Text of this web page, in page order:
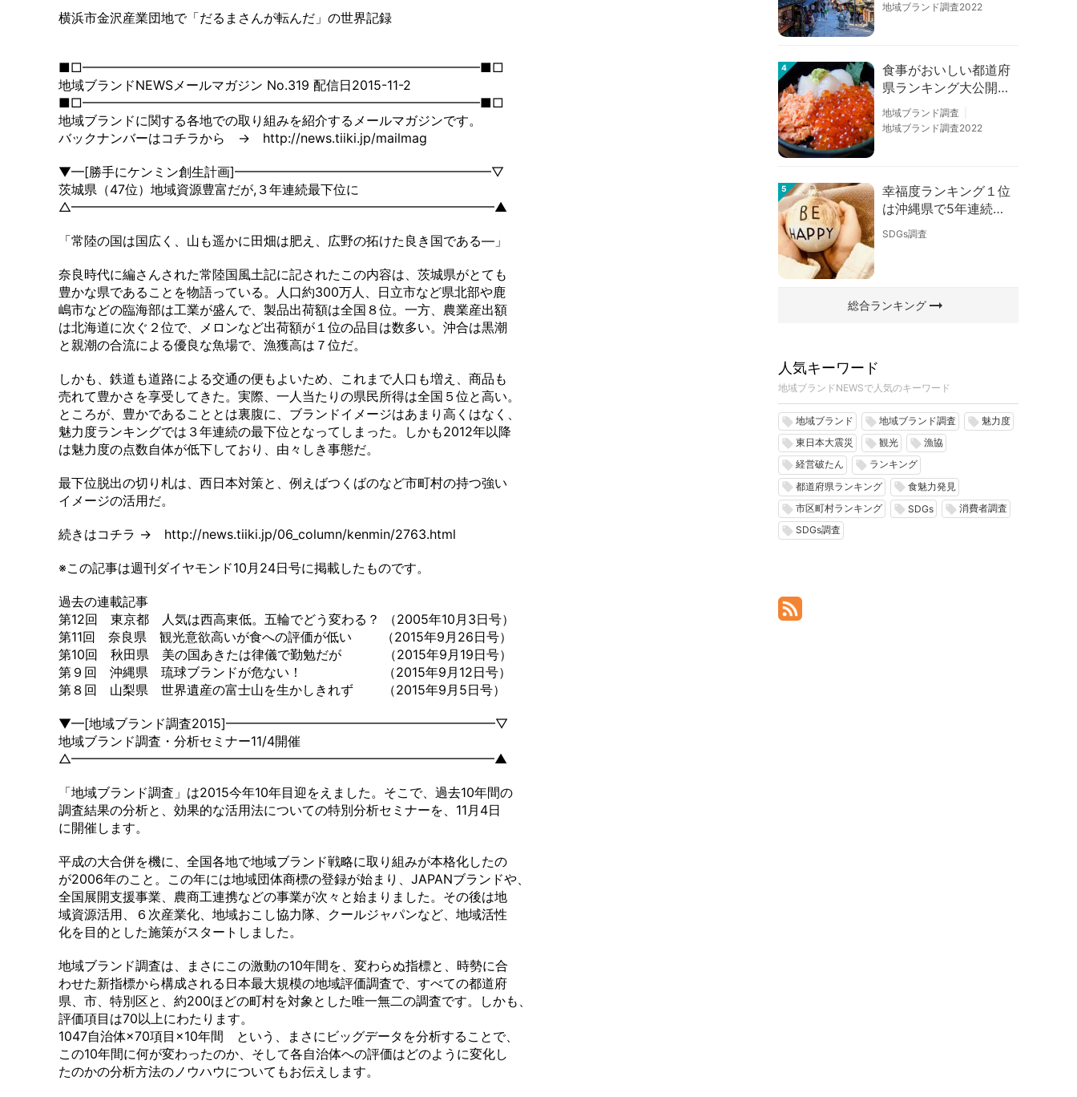
横浜市金沢産業団地で「だるまさんが転んだ」の世界記録
■□━━━━━━━━━━━━━━━━━━━━━━━━━━━━━━━■□
地域ブランドNEWSメールマガジン No.319 配信日2015-11-2
■□━━━━━━━━━━━━━━━━━━━━━━━━━━━━━━━■□
地域ブランドに関する各地での取り組みを紹介するメールマガジンです。
バックナンバーはコチラから → http://news.tiiki.jp/mailmag
▼━[勝手にケンミン創生計画]━━━━━━━━━━━━━━━━━━━━▽
茨城県（47位）地域資源豊富だが,３年連続最下位に
△━━━━━━━━━━━━━━━━━━━━━━━━━━━━━━━━━▲
「常陸の国は国広く、山も遥かに田畑は肥え、広野の拓けた良き国である―」
奈良時代に編さんされた常陸国風土記に記されたこの内容は、茨城県がとても
豊かな県であることを物語っている。人口約300万人、日立市など県北部や鹿
嶋市などの臨海部は工業が盛んで、製品出荷額は全国８位。一方、農業産出額
は北海道に次ぐ２位で、メロンなど出荷額が１位の品目は数多い。沖合は黒潮
と親潮の合流による優良な魚場で、漁獲高は７位だ。
しかも、鉄道も道路による交通の便もよいため、これまで人口も増え、商品も
売れて豊かさを享受してきた。実際、一人当たりの県民所得は全国５位と高い。
ところが、豊かであることとは裏腹に、ブランドイメージはあまり高くはなく、
魅力度ランキングでは３年連続の最下位となってしまった。しかも2012年以降
は魅力度の点数自体が低下しており、由々しき事態だ。
最下位脱出の切り札は、西日本対策と、例えばつくばのなど市町村の持つ強い
イメージの活用だ。
続きはコチラ → http://news.tiiki.jp/06_column/kenmin/2763.html
※この記事は週刊ダイヤモンド10月24日号に掲載したものです。
過去の連載記事
第12回 東京都 人気は西高東低。五輪でどう変わる？ （2005年10月3日号）
第11回 奈良県 観光意欲高いが食への評価が低い （2015年9月26日号）
第10回 秋田県 美の国あきたは律儀で勤勉だが （2015年9月19日号）
第９回 沖縄県 琉球ブランドが危ない！ （2015年9月12日号）
第８回 山梨県 世界遺産の富士山を生かしきれず （2015年9月5日号）
▼━[地域ブランド調査2015]━━━━━━━━━━━━━━━━━━━━━▽
地域ブランド調査・分析セミナー11/4開催
△━━━━━━━━━━━━━━━━━━━━━━━━━━━━━━━━━▲
「地域ブランド調査」は2015今年10年目迎をえました。そこで、過去10年間の
調査結果の分析と、効果的な活用法についての特別分析セミナーを、11月4日
に開催します。
平成の大合併を機に、全国各地で地域ブランド戦略に取り組みが本格化したの
が2006年のこと。この年には地域団体商標の登録が始まり、JAPANブランドや、
全国展開支援事業、農商工連携などの事業が次々と始まりました。その後は地
域資源活用、６次産業化、地域おこし協力隊、クールジャパンなど、地域活性
化を目的とした施策がスタートしました。
地域ブランド調査は、まさにこの激動の10年間を、変わらぬ指標と、時勢に合
わせた新指標から構成される日本最大規模の地域評価調査で、すべての都道府
県、市、特別区と、約200ほどの町村を対象とした唯一無二の調査です。しかも、
評価項目は70以上にわたります。
1047自治体×70項目×10年間 という、まさにビッグデータを分析することで、
この10年間に何が変わったのか、そして各自治体への評価はどのように変化し
たのかの分析方法のノウハウについてもお伝えします。
地域ブランド調査2022
4
食事がおいしい都道府
県ランキング大公開！
１位は北海道、３位は
大阪府、２位は〇〇
地域ブランド調査
地域ブランド調査2022
5
幸福度ランキング１位
は沖縄県で5年連続！
佐賀、愛知が順位上昇
【幸福度調査2026】
SDGs調査
総合ランキングarrow_right_alt
人気キーワード
地域ブランドNEWSで人気のキーワード
local_offer 地域ブランド local_offer 地域ブランド調査 local_offer 魅力度
local_offer 東日本大震災 local_offer 観光 local_offer 漁協
local_offer 経営破たん local_offer ランキング
local_offer 都道府県ランキング local_offer 食魅力発見
local_offer 市区町村ランキング local_offer SDGs local_offer 消費者調査
local_offer SDGs調査